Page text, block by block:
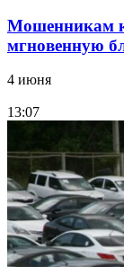
Мошенникам
мгновенную
4 июня
13:07